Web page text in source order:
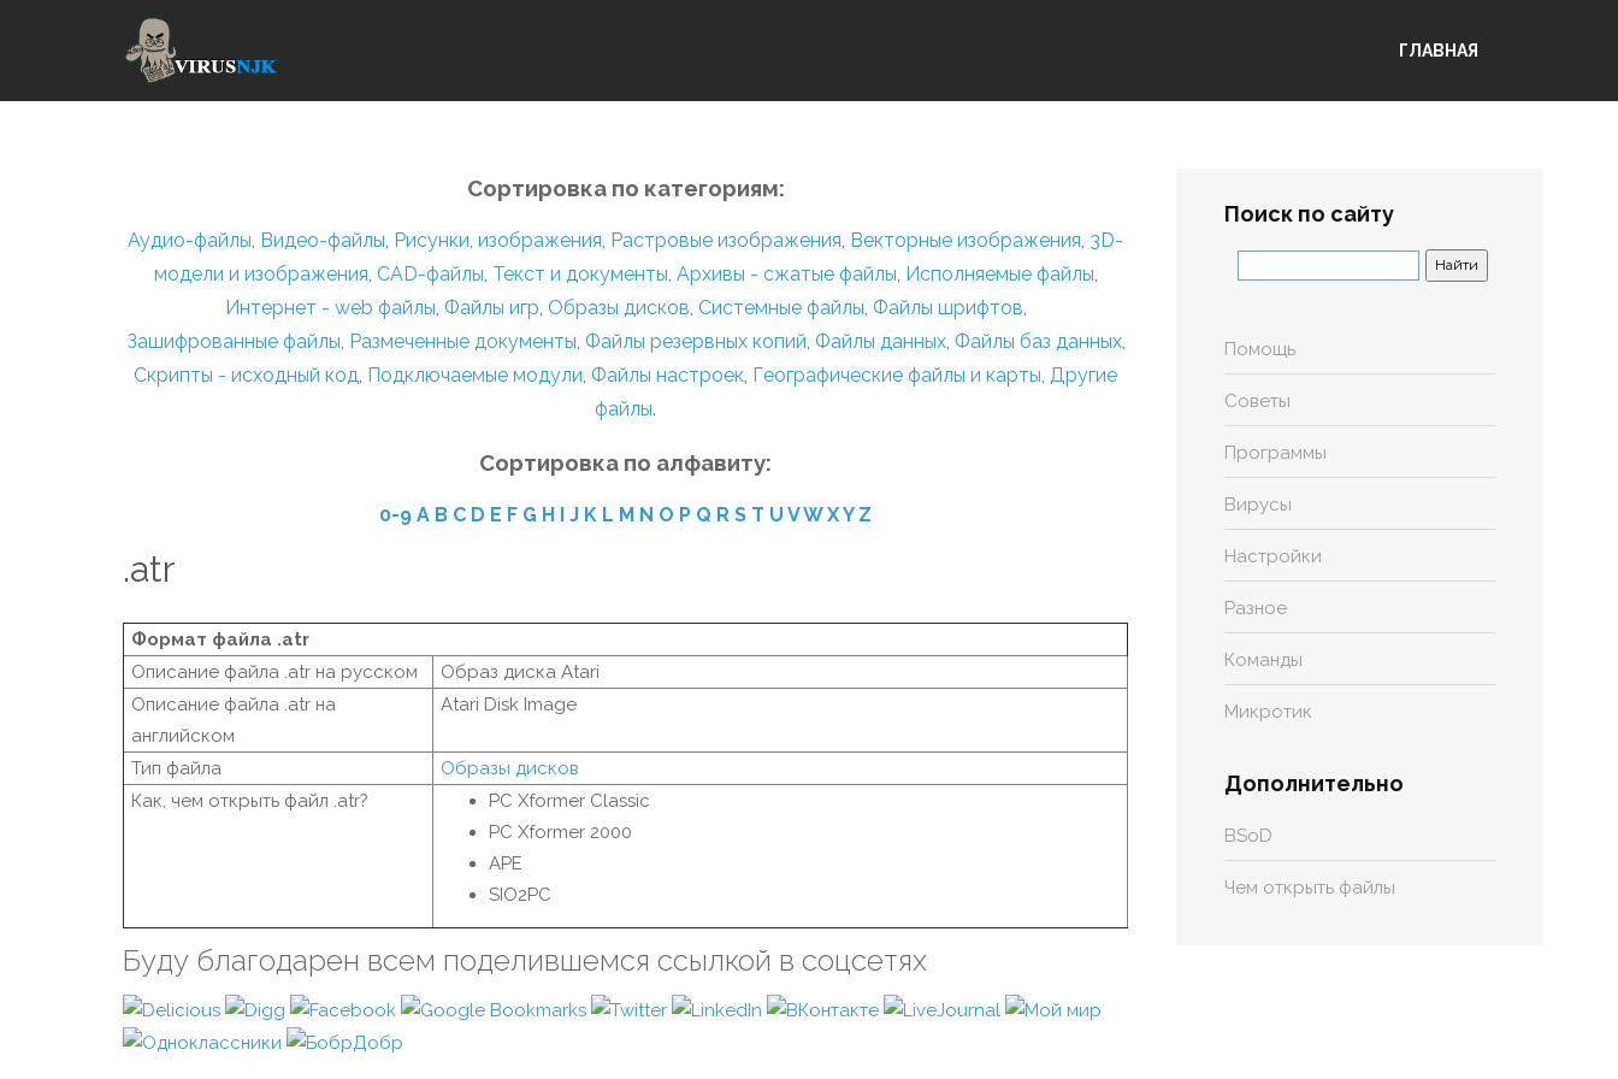
ГЛАВНАЯ
Сортировка по категориям:
Аудио-файлы, Видео-файлы, Рисунки, изображения, Растровые изображения, Векторные изображения, 3D-
модели и изображения, CAD-файлы, Текст и документы, Архивы - сжатые файлы, Исполняемые файлы,
Интернет - web файлы, Файлы игр, Образы дисков, Системные файлы, Файлы шрифтов,
Зашифрованные файлы, Размеченные документы, Файлы резервных копий, Файлы данных, Файлы баз данных,
Скрипты - исходный код, Подключаемые модули, Файлы настроек, Географические файлы и карты, Другие
файлы.
Сортировка по алфавиту:
0-9 A B C D E F G H I J K L M N O P Q R S T U VW XY Z
.atr
Формат файла .atr
Описание файла .atr на русском
Образ диска Atari
Описание файла .atr на
английском
Atari Disk Image
Тип файла
Образы дисков
Как, чем открыть файл .atr?
PC Xformer Classic
PC Xformer 2000
APE
SIO2PC
Буду благодарен всем поделившемся ссылкой в соцсетях
Поиск по сайту
Помощь
Советы
Программы
Вирусы
Настройки
Разное
Команды
Микротик
Дополнительно
BSoD
Чем открыть файлы